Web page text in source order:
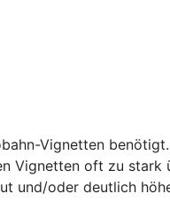
Vignetten
Vignetten oft zu
und/oder deutlich